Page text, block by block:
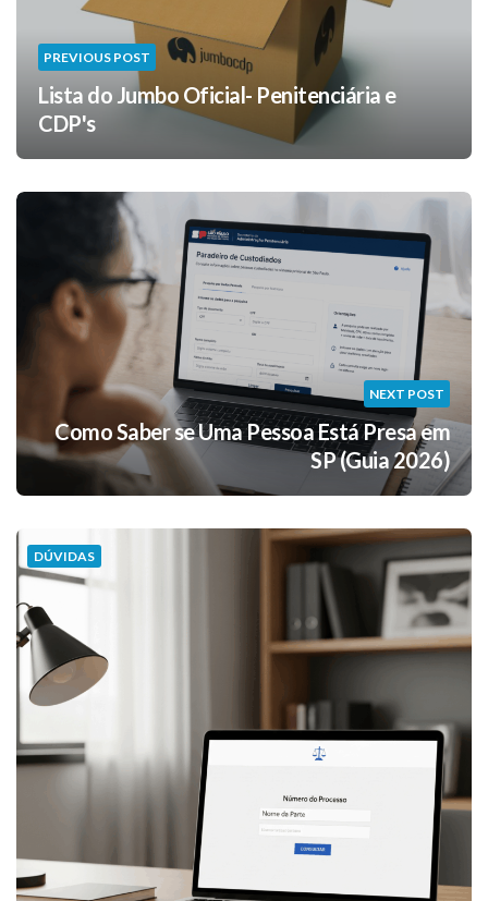
PREVIOUS POST
Lista do Jumbo Oficial- Penitenciária e
CDP's
NEXT POST
Como Saber se Uma Pessoa Está Presa em
SP (Guia 2026)
DÚVIDAS